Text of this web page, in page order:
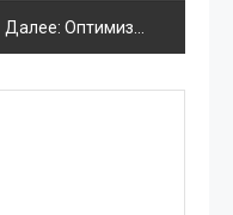
секретность и
Далее: Оптимизируйте энергоэффективность: модернизация освещения, ОВК и оборудования